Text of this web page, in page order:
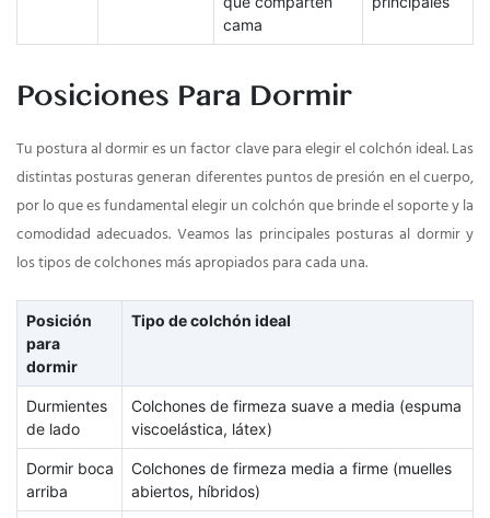
cama
Posiciones Para Dormir
Tu postura al dormir es un factor clave para elegir el colchón ideal. Las
distintas posturas generan diferentes puntos de presión en el cuerpo,
por lo que es fundamental elegir un colchón que brinde el soporte y la
comodidad adecuados. Veamos las principales posturas al dormir y
los tipos de colchones más apropiados para cada una.
Posición
para
dormir
Tipo de colchón ideal
Durmientes
de lado
Colchones de firmeza suave a media (espuma
viscoelástica, látex)
Dormir boca
arriba
Colchones de firmeza media a firme (muelles
abiertos, híbridos)